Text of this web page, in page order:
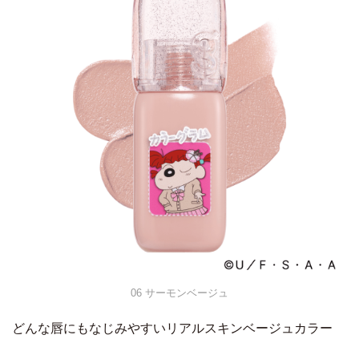
06 サーモンベージュ
どんな唇にもなじみやすいリアルスキンベージュカラー